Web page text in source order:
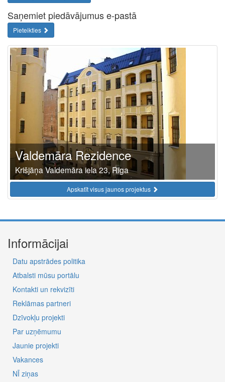
Saņemiet piedāvājumus e-pastā
Pieteikties
Valdemāra Rezidence
Krišjāņa Valdemāra iela 23, Rīga
Apskatīt visus jaunos projektus
Informācijai
Datu apstrādes politika
Atbalsti mūsu portālu
Kontakti un rekvizīti
Reklāmas partneri
Dzīvokļu projekti
Par uzņēmumu
Jaunie projekti
Vakances
NĪ ziņas